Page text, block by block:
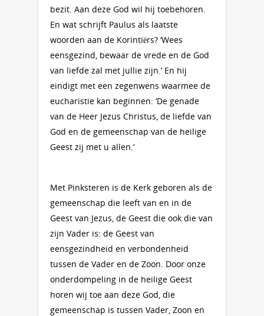
bezit. Aan deze God wil hij toebehoren.
En wat schrijft Paulus als laatste
woorden aan de Korintiërs? ‘Wees
eensgezind, bewaar de vrede en de God
van liefde zal met jullie zijn.’ En hij
eindigt met een zegenwens waarmee de
eucharistie kan beginnen: ‘De genade
van de Heer Jezus Christus, de liefde van
God en de gemeenschap van de heilige
Geest zij met u allen.’
Met Pinksteren is de Kerk geboren als de
gemeenschap die leeft van en in de
Geest van Jezus, de Geest die ook die van
zijn Vader is: de Geest van
eensgezindheid en verbondenheid
tussen de Vader en de Zoon. Door onze
onderdompeling in de heilige Geest
horen wij toe aan deze God, die
gemeenschap is tussen Vader, Zoon en